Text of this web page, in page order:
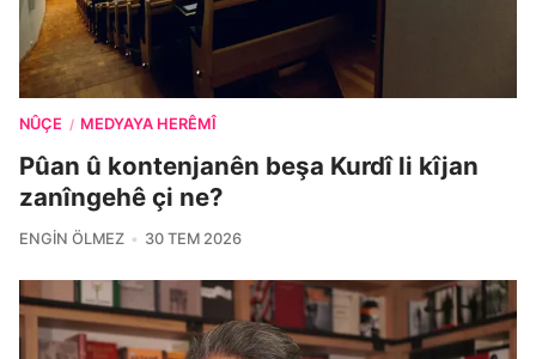
NÛÇE / MEDYAYA HERÊMÎ
Pûan û kontenjanên beşa Kurdî li kîjan
zanîngehê çi ne?
ENGIN ÖLMEZ 30 TEM 2026